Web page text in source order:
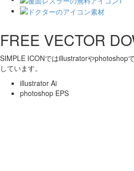
FREE VECTOR
SIMPLE ICONではillustratorやphotoshop
しています。
illustrator Ai
photoshop EPS